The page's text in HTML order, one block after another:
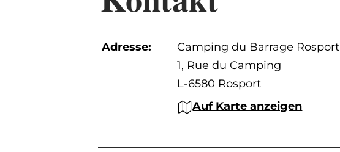
Adresse:
Camping du Barrage Rosport
1, Rue du Camping
L-6580 Rosport
Auf Karte anzeigen